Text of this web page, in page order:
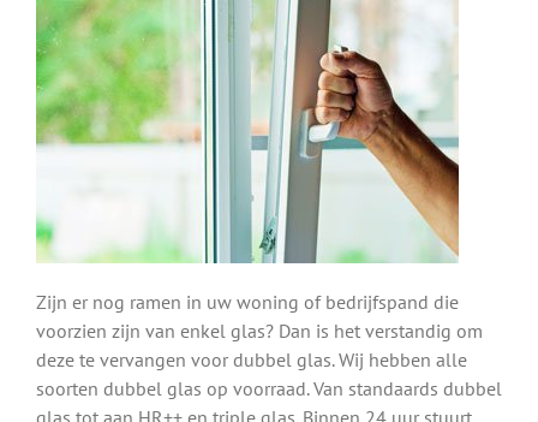
Zijn er nog ramen in uw woning of bedrijfspand die
voorzien zijn van enkel glas? Dan is het verstandig om
deze te vervangen voor dubbel glas. Wij hebben alle
soorten dubbel glas op voorraad. Van standaards dubbel
glas tot aan HR++ en triple glas. Binnen 24 uur stuurt